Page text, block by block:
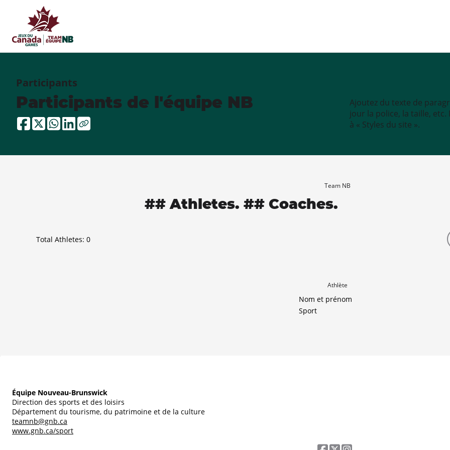
Participants
Participants de l'équipe NB
Ajoutez du texte de
jour la police, la taille,
à « Styles du site ».
Team NB
## Athletes. ## Coaches.
Total Athletes: 0
Athlète
Nom et prénom
Sport
Équipe Nouveau-Brunswick
Direction des sports et des loisirs
Département du tourisme, du patrimoine et de la culture
teamnb@gnb.ca
www.gnb.ca/sport